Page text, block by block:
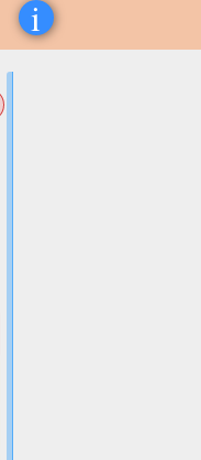
i